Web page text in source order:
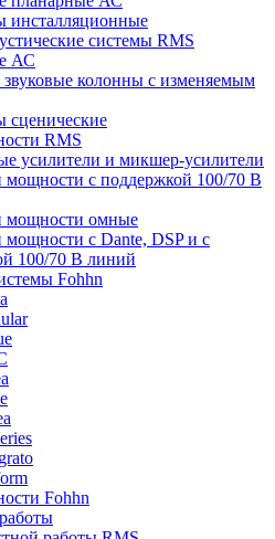
инсталляционные
системы RMS
АС
колонны с изменяемым
сценические
RMS
усилители и микшер-усилители
мощности с поддержкой 100/70 В
мощности омные
мощности с Dante, DSP и с
100/70 В линий
Fohhn
Fohhn